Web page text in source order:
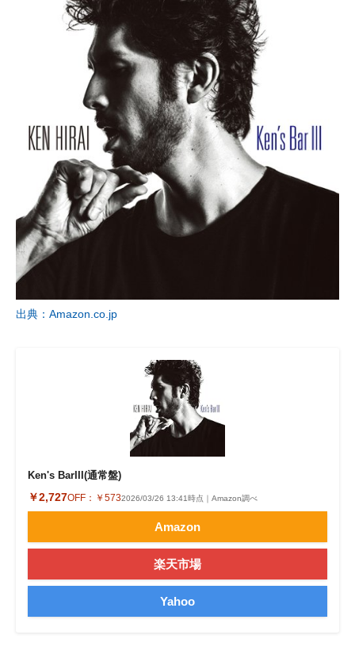
進化するPCとデバイスの未来
好きが集まる 比べて選べる
ビジネスと働き方のヒント
AI活用のいまが分かる
企業ITのトレンドを詳説
経営リーダーのコミュニティ
マーケ×ITの今がよく分かる
ITエンジニア向け専門サイト
製造業のIT導入・活用を支援
モノづくり技術者専門サイト
エレクトロニクス専門サイト
エネルギーの専門メディア
建設×テクノロジーの最前線
ちょっと気になるネットの話題
出典：Amazon.co.jp
Ken's BarIII(通常盤)
￥2,727OFF： ￥5732026/03/26 13:41時点｜Amazon調べ
Amazon
楽天市場
Yahoo